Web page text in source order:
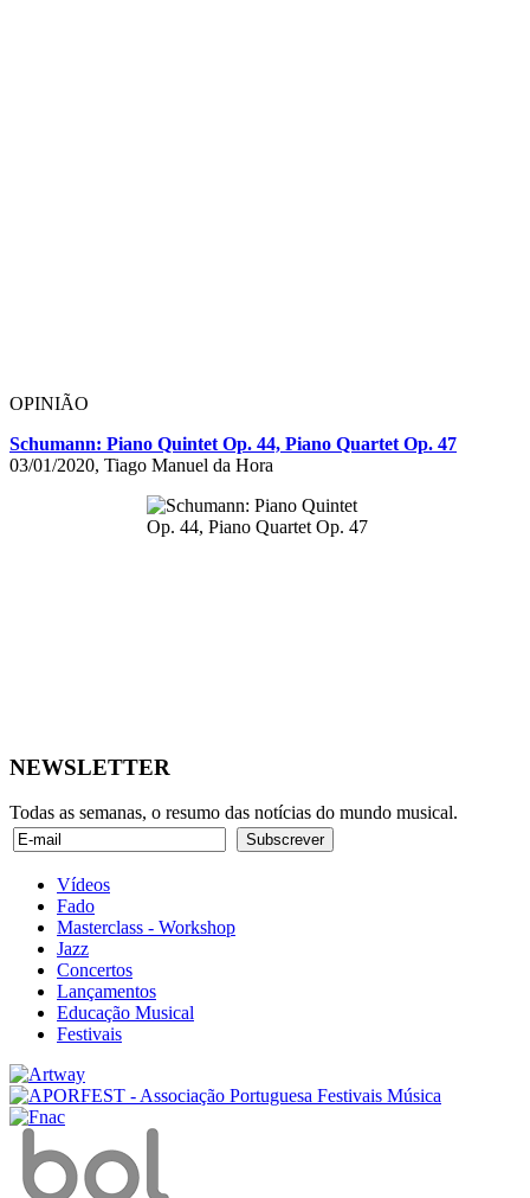
OPINIÃO
Schumann: Piano Quintet Op. 44, Piano Quartet Op. 47
03/01/2020, Tiago Manuel da Hora
NEWSLETTER
Todas as semanas, o resumo das notícias do mundo musical.
Vídeos
Fado
Masterclass - Workshop
Jazz
Concertos
Lançamentos
Educação Musical
Festivais